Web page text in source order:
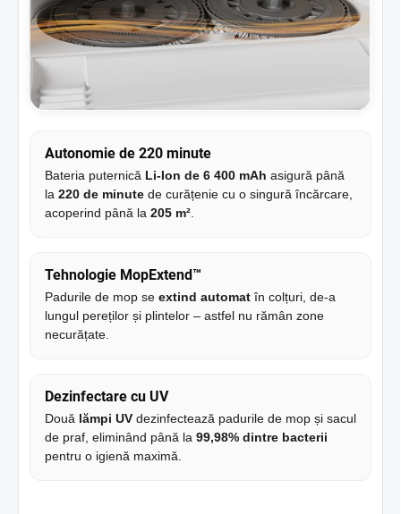
Autonomie de 220 minute
Bateria puternică Li-Ion de 6 400 mAh asigură până
la 220 de minute de curățenie cu o singură încărcare,
acoperind până la 205 m²
Tehnologie MopExtend™
Padurile de mop se extind automat în colțuri, de-a
lungul pereților și plintelor – astfel nu rămân zone
necurățate.
Dezinfectare cu UV
Două lămpi UV dezinfectează padurile de mop și sacul
de praf, eliminând până la 99,98% dintre bacterii
pentru o igienă maximă.